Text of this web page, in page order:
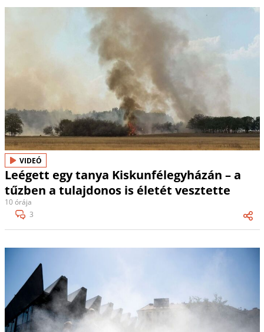
VIDEÓ
Leégett egy tanya Kiskunfélegyházán – a
tűzben a tulajdonos is életét vesztette
10 órája
3